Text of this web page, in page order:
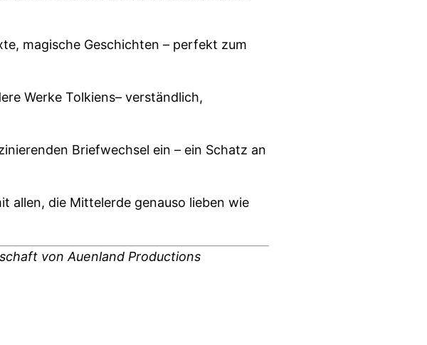
magische Geschichten – perfekt zum
Werke Tolkiens– verständlich,
Briefwechsel ein – ein Schatz an
allen, die Mittelerde genauso lieben wie
von Auenland Productions